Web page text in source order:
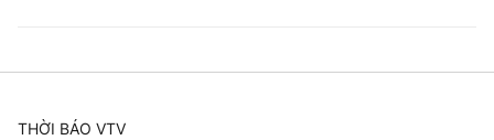
THỜI BÁO VTV